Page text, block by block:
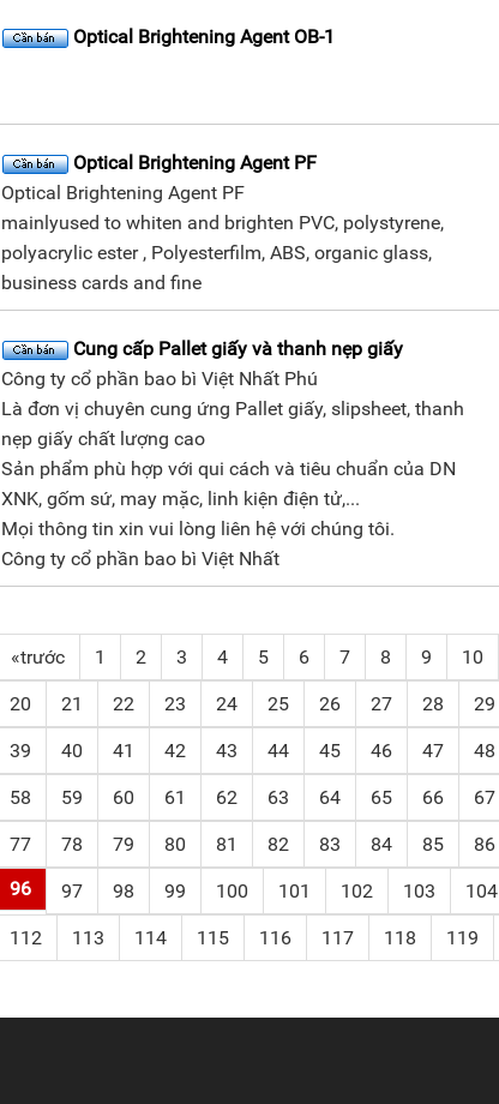
Optical Brightening Agent OB-1
Optical Brightening Agent PF
Optical Brightening Agent PF
mainlyused to whiten and brighten PVC, polystyrene,
polyacrylic ester , Polyesterfilm, ABS, organic glass,
business cards and fine
Cung cấp Pallet giấy và thanh nẹp giấy
Công ty cổ phần bao bì Việt Nhất Phú
Là đơn vị chuyên cung ứng Pallet giấy, slipsheet, thanh
nẹp giấy chất lượng cao
Sản phẩm phù hợp với qui cách và tiêu chuẩn của DN
XNK, gốm sứ, may mặc, linh kiện điện tử,...
Mọi thông tin xin vui lòng liên hệ với chúng tôi.
Công ty cổ phần bao bì Việt Nhất
«trước 1 2 3 4 5 6 7 8 9 10
20 21 22 23 24 25 26 27 28 29
39 40 41 42 43 44 45 46 47 48
58 59 60 61 62 63 64 65 66 67
77 78 79 80 81 82 83 84 85 86
96
97 98 99 100 101 102 103 104
112 113 114 115 116 117 118 119